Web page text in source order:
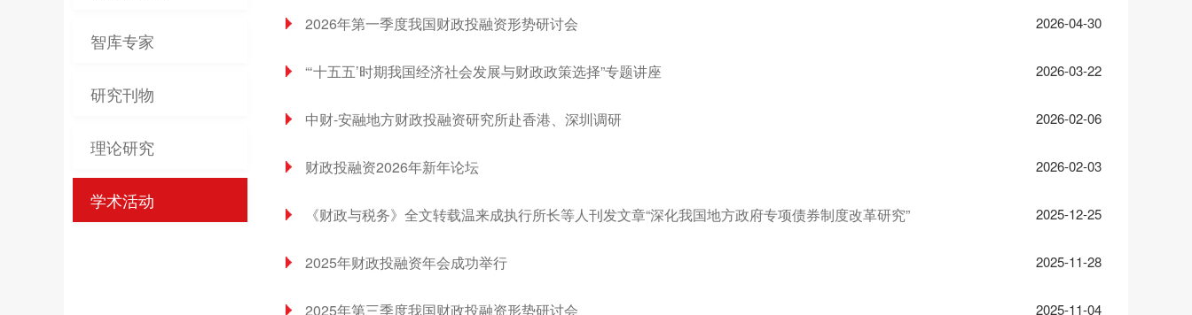
智库专家
研究刊物
理论研究
学术活动
2026-04-30
2026年第一季度我国财政投融资形势研讨会
2026-03-22
“‘十五五’时期我国经济社会发展与财政政策选择”专题讲座
2026-02-06
中财-安融地方财政投融资研究所赴香港、深圳调研
2026-02-03
财政投融资2026年新年论坛
2025-12-25
《财政与税务》全文转载温来成执行所长等人刊发文章“深化我国地方政府专项债券制度改革研究”
2025-11-28
2025年财政投融资年会成功举行
2025-11-04
2025年第三季度我国财政投融资形势研讨会